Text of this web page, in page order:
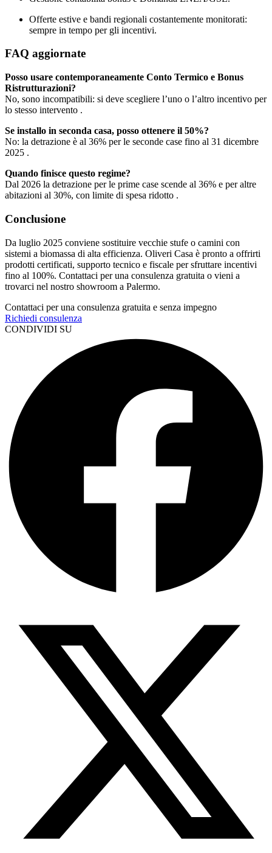
Offerte estive e bandi regionali costantemente monitorati:
sempre in tempo per gli incentivi.
FAQ aggiornate
Posso usare contemporaneamente Conto Termico e Bonus
Ristrutturazioni?
No, sono incompatibili: si deve scegliere l’uno o l’altro incentivo per
lo stesso intervento .
Se installo in seconda casa, posso ottenere il 50%?
No: la detrazione è al 36% per le seconde case fino al 31 dicembre
2025 .
Quando finisce questo regime?
Dal 2026 la detrazione per le prime case scende al 36% e per altre
abitazioni al 30%, con limite di spesa ridotto .
Conclusione
Da luglio 2025 conviene sostituire vecchie stufe o camini con
sistemi a biomassa di alta efficienza. Oliveri Casa è pronto a offrirti
prodotti certificati, supporto tecnico e fiscale per sfruttare incentivi
fino al 100%. Contattaci per una consulenza gratuita o vieni a
trovarci nel nostro showroom a Palermo.
Contattaci per una consulenza gratuita e senza impegno
Richiedi consulenza
CONDIVIDI SU